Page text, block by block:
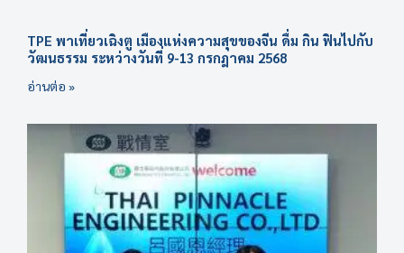
TPE พาเที่ยวเฉิงตู เมืองแห่งความสุขของจีน ดื่ม กิน ฟินไปกับ
วัฒนธรรม ระหว่างวันที่ 9-13 กรกฎาคม 2568
อ่านต่อ »